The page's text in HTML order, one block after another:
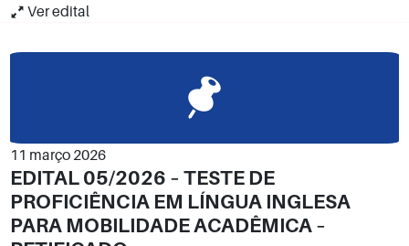
Ver edital
11 março 2026
EDITAL 05/2026 – TESTE DE
PROFICIÊNCIA EM LÍNGUA INGLESA
PARA MOBILIDADE ACADÊMICA –